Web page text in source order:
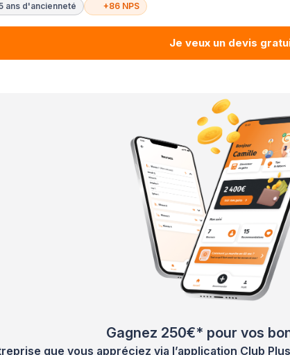
ans d'ancienneté +86 NPS
Je veux un devis
Gagnez 250€* pour vos
que vous appréciez via l’application Club